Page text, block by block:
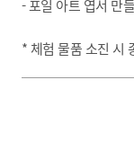
- 포일 아트 엽서 만
* 체험 물품 소진 시